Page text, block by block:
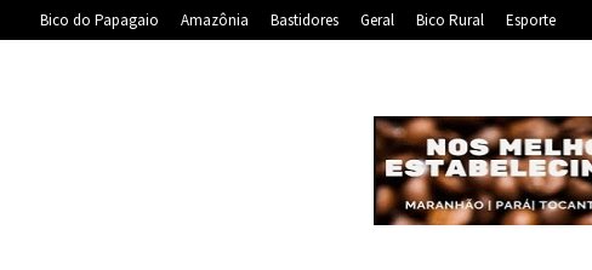
Bico do Papagaio Amazônia Bastidores Geral Bico Rural Esporte